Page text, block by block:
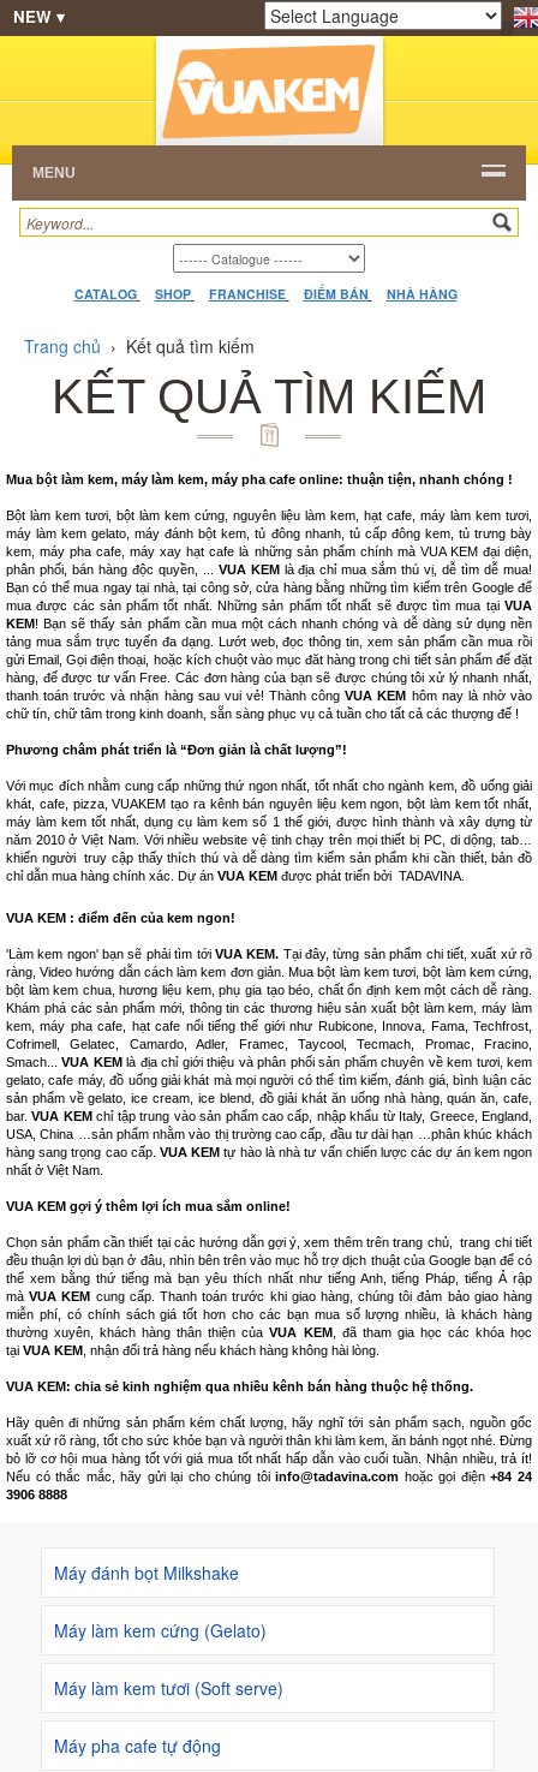
SHOP HẠT CAFE
NHÀ HÀNG
CATALOG VIDEO HỎI ĐÁP
NEW ▾
Powered by Translate
MENU
CATALOG SHOP FRANCHISE ĐIỂM BÁN NHÀ HÀNG
Trang chủ › Kết quả tìm kiếm
KẾT QUẢ TÌM KIẾM
Mua bột làm kem, máy làm kem, máy pha cafe online: thuận tiện, nhanh chóng !
Bột làm kem tươi, bột làm kem cứng, nguyên liệu làm kem, hạt cafe, máy làm kem tươi,
máy làm kem gelato, máy đánh bột kem, tủ đông nhanh, tủ cấp đông kem, tủ trưng bày
kem, máy pha cafe, máy xay hạt cafe là những sản phẩm chính mà VUA KEM đại diện,
phân phối, bán hàng độc quyền, ... VUA KEMlà địa chỉ mua sắm thú vị, dễ tìm dễ mua!
Bạn có thể mua ngay tại nhà, tại công sở, cửa hàng bằng những tìm kiếm trên Google để
mua được các sản phẩm tốt nhất. Những sản phẩm tốt nhất sẽ được tìm mua tại VUA
KEM! Bạn sẽ thấy sản phẩm cần mua một cách nhanh chóng và dễ dàng sử dụng nền
tảng mua sắm trực tuyến đa dạng. Lướt web, đọc thông tin, xem sản phẩm cần mua rồi
gửi Email, Gọi điện thoại, hoặc kích chuột vào mục đăt hàng trong chi tiết sản phẩm để đặt
hàng, để được tư vấn Free. Các đơn hàng của bạn sẽ được chúng tôi xử lý nhanh nhất,
thanh toán trước và nhận hàng sau vui vẻ! Thành côngVUA KEM hôm nay là nhờ vào
chữ tín, chữ tâm trong kinh doanh, sẵn sàng phục vụ cả tuần cho tất cả các thượng đế !
Phương châm phát triển là “Đơn giản là chất lượng”!
Với mục đích nhằm cung cấp những thứ ngon nhất, tốt nhất cho ngành kem, đồ uống giải
khát, cafe, pizza, VUAKEM tạo ra kênh bán nguyên liệu kem ngon, bột làm kem tốt nhất,
máy làm kem tốt nhất, dụng cụ làm kem số 1 thế giới, được hình thành và xây dựng từ
năm 2010 ở Việt Nam. Với nhiều website vệ tinh chạy trên mọi thiết bị PC, di dộng, tab…
khiến người truy cập thấy thích thú và dễ dàng tìm kiếm sản phẩm khi cần thiết, bản đồ
chỉ dẫn mua hàng chính xác. Dự án VUA KEM được phát triển bởi TADAVINA
VUA KEM : điểm đến của kem ngon!
'Làm kem ngon' bạn sẽ phải tìm tới VUA KEM. Tại đây, từng sản phẩm chi tiết, xuất xứ rõ
ràng, Video hướng dẫn cách làm kem đơn giản. Mua bột làm kem tươi, bột làm kem cứng,
bột làm kem chua, hương liệu kem, phụ gia tạo béo, chất ổn định kem một cách dễ ràng.
Khám phá các sản phẩm mới, thông tin các thương hiệu sản xuất bột làm kem, máy làm
kem, máy pha cafe, hạt cafe nổi tiếng thế giới như Rubicone, Innova, Fama, Techfrost,
Cofrimell, Gelatec, Camardo, Adler, Framec, Taycool, Tecmach, Promac, Fracino,
Smach...VUA KEMlà địa chỉ giới thiệu và phân phối sản phẩm chuyên về kem tươi, kem
gelato, cafe máy, đồ uống giải khát mà mọi người có thể tìm kiếm, đánh giá, bình luận các
sản phẩm về gelato, ice cream, ice blend, đồ giải khát ăn uống nhà hàng, quán ăn, cafe,
bar.VUA KEMchỉ tập trung vào sản phẩm cao cấp, nhập khẩu từ Italy, Greece, England,
USA, China …sản phẩm nhằm vào thị trường cao cấp, đầu tư dài hạn …phân khúc khách
hàng sang trọng cao cấp.VUA KEM tự hào là nhà tư vấn chiến lược các dự án kem ngon
nhất ở Việt Nam.
VUA KEM gợi ý thêm lợi ích mua sắm online!
Chọn sản phẩm cần thiết tại các hướng dẫn gợi ý, xem thêm trên trang chủ, trang chi tiết
đều thuận lợi dù bạn ở đâu, nhìn bên trên vào mục hỗ trợ dịch thuật của Google bạn để có
thể xem bằng thứ tiếng mà bạn yêu thích nhất như tiếng Anh, tiếng Pháp, tiếng Ả rập
màVUA KEM cung cấp. Thanh toán trước khi giao hàng, chúng tôi đảm bảo giao hàng
miễn phí, có chính sách giá tốt hơn cho các bạn mua số lượng nhiều, là khách hàng
thường xuyên, khách hàng thân thiện củaVUA KEM, đã tham gia học các khóa học
tại VUA KEM , nhận đổi trả hàng nếu khách hàng không hài lòng.
VUA KEM: chia sẻ kinh nghiệm qua nhiều kênh bán hàng thuộc hệ thống.
Hãy quên đi những sản phẩm kém chất lượng, hãy nghĩ tới sản phẩm sạch, nguồn gốc
xuất xứ rõ ràng, tốt cho sức khỏe bạn và người thân khi làm kem, ăn bánh ngọt nhé. Đừng
bỏ lỡ cơ hội mua hàng tốt với giá mua tốt nhất hấp dẫn vào cuối tuần. Nhận nhiều, trả ít!
Nếu có thắc mắc, hãy gửi lại cho chúng tôiinfo@tadavina.com hoặc gọi điện+84 24
3906 8888
Máy đánh bọt Milkshake
Máy làm kem cứng (Gelato)
Máy làm kem tươi (Soft serve)
Máy pha cafe tự động